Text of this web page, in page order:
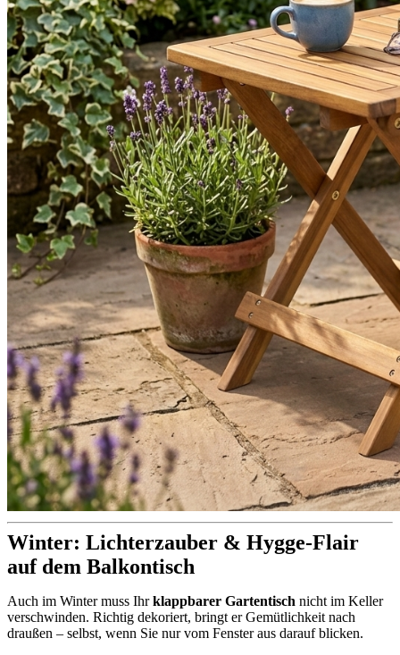
Winter: Lichterzauber & Hygge-Flair
auf dem Balkontisch
Auch im Winter muss Ihrklappbarer Gartentisch nicht im Keller
verschwinden. Richtig dekoriert, bringt er Gemütlichkeit nach
draußen – selbst, wenn Sie nur vom Fenster aus darauf blicken.